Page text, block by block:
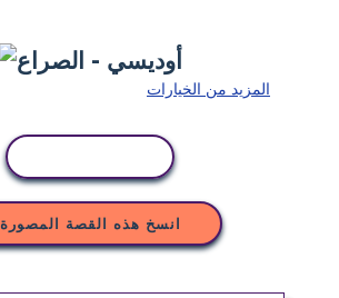
المزيد من الخيارات
انسخ هذه القصة المصورة